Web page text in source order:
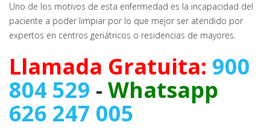
Uno de los motivos de esta enfermedad es la incapacidad del
paciente a poder limpiar por lo que mejor ser atendido por
expertos en centros geriátricos o residencias de mayores.
Llamada Gratuita: 900
804 529 - Whatsapp
626 247 005